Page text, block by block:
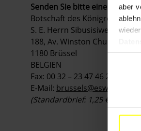
aber
Senden Sie bitte eine Kopie
Botschaft des Königreichs
S. E. Herrn Sibusisiwe
188, Av. Winston Churchill
1180 Brüssel
BELGIEN
Fax: 00 32 – 23 47 46 23
E-Mail: brussels@eswatini-
(Standardbrief: 1,25 €)